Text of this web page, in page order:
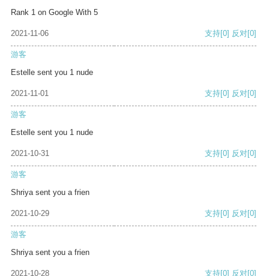
Rank 1 on Google With 5
2021-11-06 支持[0] 反对[0]
游客
Estelle sent you 1 nude
2021-11-01 支持[0] 反对[0]
游客
Estelle sent you 1 nude
2021-10-31 支持[0] 反对[0]
游客
Shriya sent you a frien
2021-10-29 支持[0] 反对[0]
游客
Shriya sent you a frien
2021-10-28 支持[0] 反对[0]